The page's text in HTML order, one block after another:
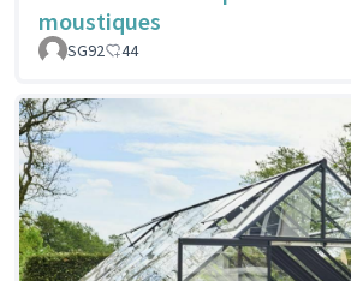
moustiques
SG92 44